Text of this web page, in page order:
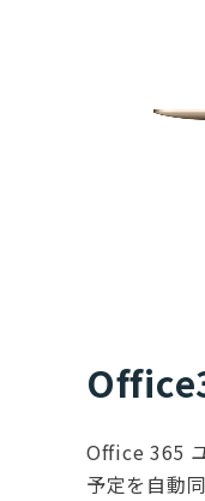
Office 365
予定を自動同